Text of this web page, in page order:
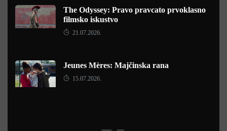
The Odyssey: Pravo pravcato prvoklasno
filmsko iskustvo
21.07.2026.
Jeunes Mères: Majčinska rana
15.07.2026.